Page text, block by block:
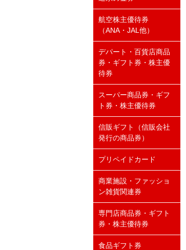
航空株主優待券
（ANA・JAL他）
デパート・百貨店商品
券・ギフト券・株主優
待券
スーパー商品券・ギフ
ト券・株主優待券
信販ギフト（信販会社
発行の商品券）
プリペイドカード
商業施設・ファッショ
ン雑貨関連券
専門店商品券・ギフト
券・株主優待券
食品ギフト券